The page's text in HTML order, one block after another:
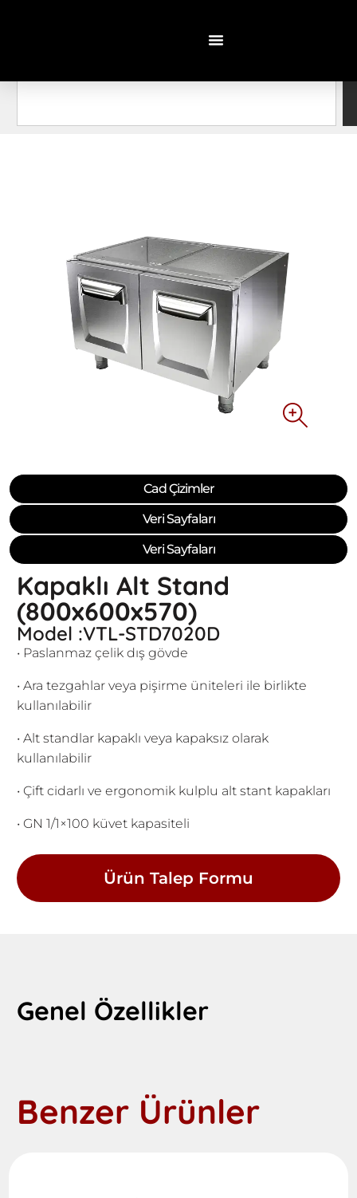
Kapaklı Alt Stand
(800x600x570)
Model :VTL-STD7020D
• Paslanmaz çelik dış gövde
• Ara tezgahlar veya pişirme üniteleri ile birlikte
kullanılabilir
• Alt standlar kapaklı veya kapaksız olarak
kullanılabilir
• Çift cidarlı ve ergonomik kulplu alt stant kapakları
• GN 1/1×100 küvet kapasiteli
Ürün Talep Formu
Cad Çizimler
Veri Sayfaları
Veri Sayfaları
Genel Özellikler
Benzer Ürünler